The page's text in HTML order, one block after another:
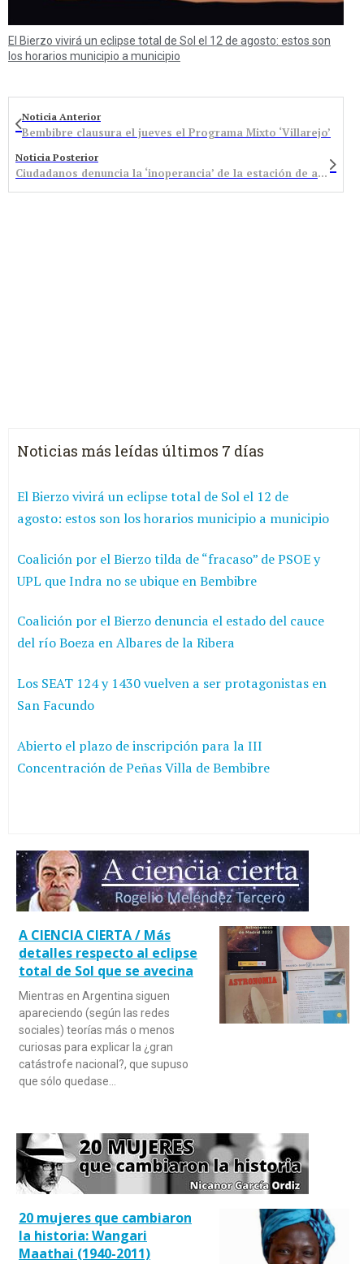
El Bierzo vivirá un eclipse total de Sol el 12 de agosto: estos son
los horarios municipio a municipio
Noticia Anterior
Bembibre clausura el jueves el Programa Mixto ‘Villarejo’
Noticia Posterior
Ciudadanos denuncia la ‘inoperancia’ de la estación de autobuses de Bembibre
Noticias más leídas últimos 7 días
El Bierzo vivirá un eclipse total de Sol el 12 de
agosto: estos son los horarios municipio a municipio
Coalición por el Bierzo tilda de “fracaso” de PSOE y
UPL que Indra no se ubique en Bembibre
Coalición por el Bierzo denuncia el estado del cauce
del río Boeza en Albares de la Ribera
Los SEAT 124 y 1430 vuelven a ser protagonistas en
San Facundo
Abierto el plazo de inscripción para la III
Concentración de Peñas Villa de Bembibre
A CIENCIA CIERTA / Más
detalles respecto al eclipse
total de Sol que se avecina
Mientras en Argentina siguen
apareciendo (según las redes
sociales) teorías más o menos
curiosas para explicar la ¿gran
catástrofe nacional?, que supuso
que sólo quedase…
20 mujeres que cambiaron
la historia: Wangari
Maathai (1940-2011)